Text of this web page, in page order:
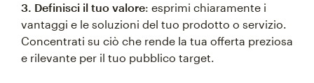
3. Definisci il tuo valore: esprimi chiaramente i
vantaggi e le soluzioni del tuo prodotto o servizio.
Concentrati su ciò che rende la tua offerta preziosa
e rilevante per il tuo pubblico target.